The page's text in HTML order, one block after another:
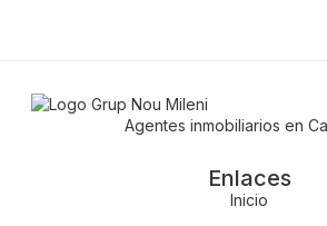
Agentes inmobiliarios en
Enlaces
Inicio